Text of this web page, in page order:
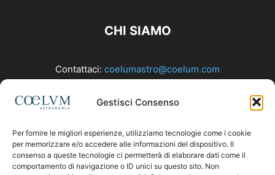
Gestisci Consenso
Per fornire le migliori esperienze, utilizziamo tecnologie come i cookie
per memorizzare e/o accedere alle informazioni del dispositivo. Il
consenso a queste tecnologie ci permetterà di elaborare dati come il
comportamento di navigazione o ID unici su questo sito. Non
CHI SIAMO
Contattaci: coelumastro@coelum.com
SEGUICI